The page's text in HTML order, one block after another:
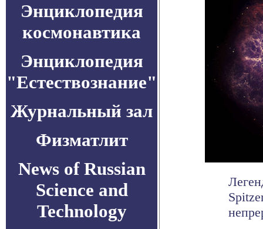
Энциклопедия
космонавтика
Энциклопедия
"Естествознание"
Журнальный зал
Физматлит
News of Russian
Science and
Technology